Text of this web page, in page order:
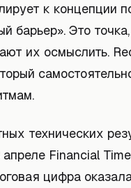
к концепции
барьер». Это
их осмыслить.
технических
апреле Financial
цифра